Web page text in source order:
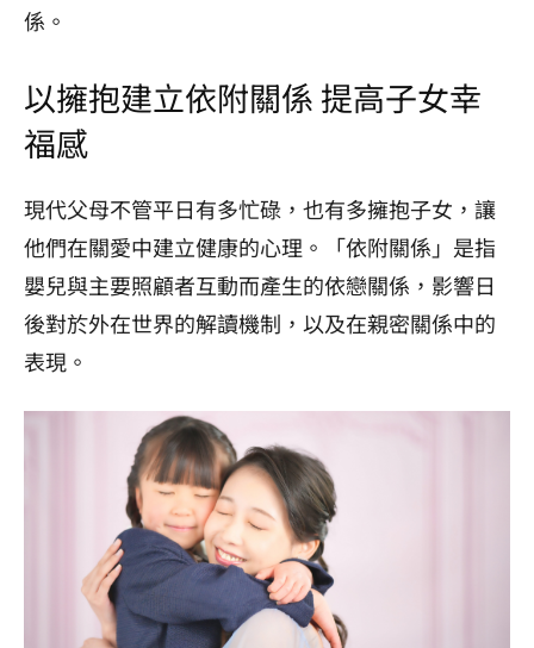
係。
以擁抱建立依附關係 提高子女幸
福感
現代父母不管平日有多忙碌，也有多擁抱子女，讓
他們在關愛中建立健康的心理。「依附關係」是指
嬰兒與主要照顧者互動而產生的依戀關係，影響日
後對於外在世界的解讀機制，以及在親密關係中的
表現。